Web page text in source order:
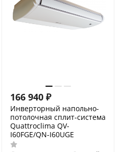
166 940 ₽
Инверторный напольно-
потолочная сплит-система
Quattroclima QV-
I60FGE/QN-I60UGE